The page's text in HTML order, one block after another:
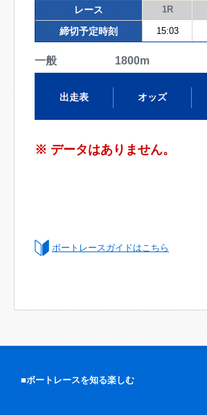
レース 1R
締切予定時刻 15:03
一般 1800m
出走表 オッズ
※ データはありません。
ボートレースガイドはこちら
■ボートレースを知る楽しむ